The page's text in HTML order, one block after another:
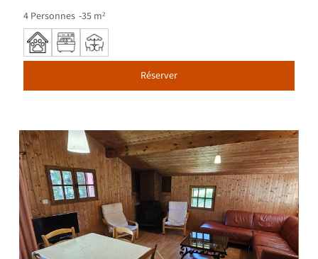
4 Personnes 35 m²
Réserver